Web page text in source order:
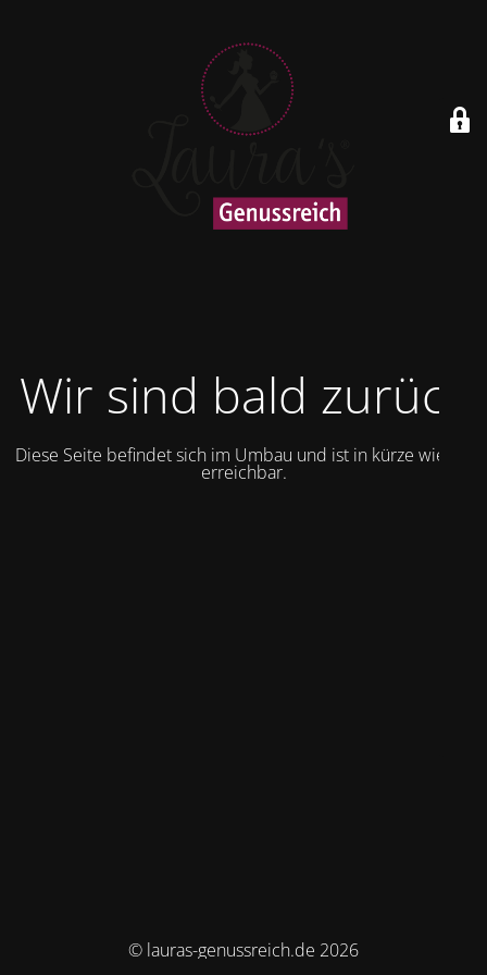
Wir sind bald zurück
Diese Seite befindet sich im Umbau und ist in kürze wieder
erreichbar.
© lauras-genussreich.de 2026